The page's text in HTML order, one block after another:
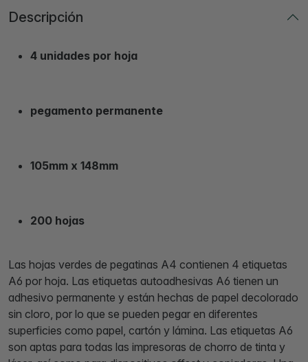
Descripción
4 unidades por hoja
pegamento permanente
105mm x 148mm
200 hojas
Las hojas verdes de pegatinas A4 contienen 4 etiquetas
A6 por hoja. Las etiquetas autoadhesivas A6 tienen un
adhesivo permanente y están hechas de papel decolorado
sin cloro, por lo que se pueden pegar en diferentes
superficies como papel, cartón y lámina. Las etiquetas A6
son aptas para todas las impresoras de chorro de tinta y